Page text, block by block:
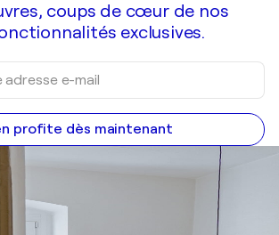
coups de cœur de nos
exclusives.
profite dès maintenant